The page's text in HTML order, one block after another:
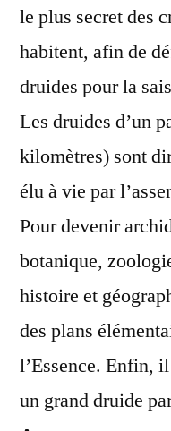
le plus secret des
habitent, afin de
druides pour la
Les druides d’un
kilomètres) sont
élu à vie par
Pour devenir
botanique,
histoire et
des plans
l’Essence. Enfin,
un grand druide